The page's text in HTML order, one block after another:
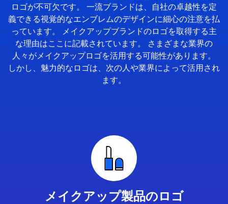
ロゴが不可欠です。 一流ブランドは、自社の卓越性を定
義できる視覚的なエンブレムのデザインに細心の注意を払
っています。 メイクアップブランドのロゴを取得する主
な理由はここに記載されています。 さまざまな業界の
人々がメイクアップロゴを活用する可能性があります。
しかし、魅力的なロゴは、次の人や業界によって活用され
ます。
メイクアップ製品のロゴ